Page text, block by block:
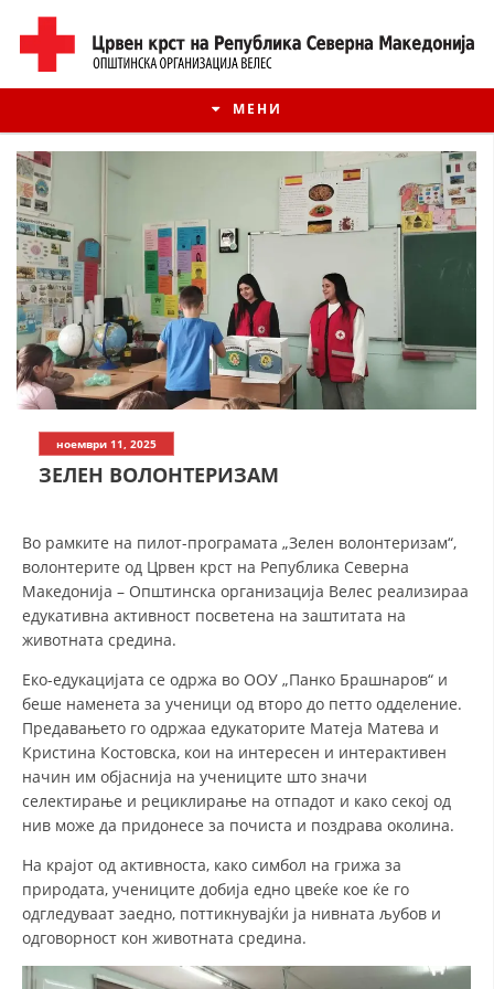
МЕНИ
ИСТОРИЈАТ НА ЦКРМ
ИСТОРИЈАТ НА ДВИЖЕЊЕТО
КОНТАКТ ИНФОРМАЦИИ
ЧЛЕНСТВО ВО ПРОФЕСИОНАЛНИ ТЕЛА
ЗАКОН ЗА ЦКРМ
РАКОВОДЕН ОДБОР
СОБРАНИЕ
СТРУКТУРА И ОРГАНИЗАЦИОНА ПОСТАВЕНОСТ
ноември 11, 2025
ЗЕЛЕН ВОЛОНТЕРИЗАМ
Во рамките на пилот-програмата „Зелен волонтеризам“,
волонтерите од Црвен крст на Република Северна
Македонија – Општинска организација Велес реализираа
едукативна активност посветена на заштитата на
животната средина.
Еко-едукацијата се одржа во ООУ „Панко Брашнаров“ и
беше наменета за ученици од второ до петто одделение.
Предавањето го одржаа едукаторите Матеја Матева и
Кристина Костовска, кои на интересен и интерактивен
начин им објаснија на учениците што значи
селектирање и рециклирање на отпадот и како секој од
нив може да придонесе за почиста и поздрава околина.
На крајот од активноста, како симбол на грижа за
природата, учениците добија едно цвеќе кое ќе го
одгледуваат заедно, поттикнувајќи ја нивната љубов и
одговорност кон животната средина.